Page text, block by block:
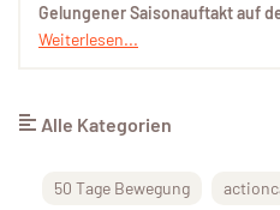
Gelungener Saisonauftakt auf
Weiterlesen...
Alle Kategorien
50 Tage Bewegung